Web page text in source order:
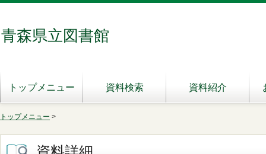
青森県立図書館
トップメニュー 資料検索 資料紹介
トップメニュー >